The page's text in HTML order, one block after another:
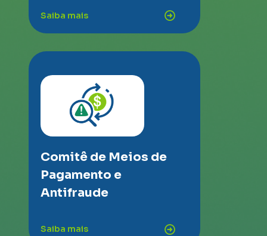
Saiba mais
Comitê de Meios de
Pagamento e
Antifraude
Saiba mais